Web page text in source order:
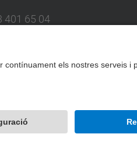
401 65 04
de contacte
Mapa